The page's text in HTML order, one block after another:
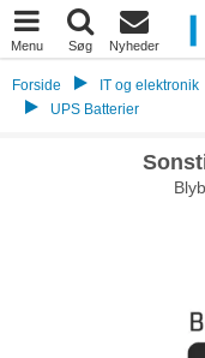
Menu Søg Nyheder
Forside IT og elektronik
UPS Batterier